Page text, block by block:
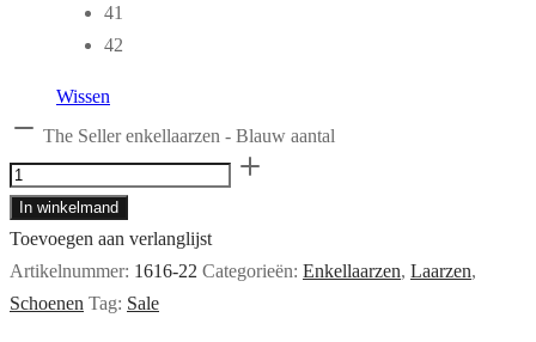
41
42
Wissen
The Seller enkellaarzen - Blauw aantal
In winkelmand
Toevoegen aan verlanglijst
Artikelnummer: 1616-22 Categorieën: Enkellaarzen, Laarzen,
Schoenen Tag: Sale